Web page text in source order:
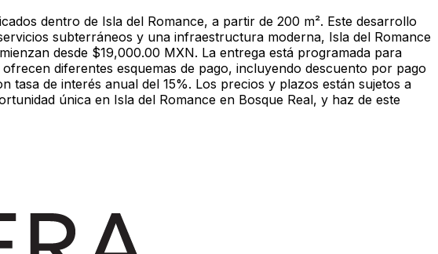
dentro de Isla del Romance, a partir de 200 m². Este desarrollo
subterráneos y una infraestructura moderna, Isla del Romance
desde $19,000.00 MXN. La entrega está programada para
diferentes esquemas de pago, incluyendo descuento por pago
de interés anual del 15%. Los precios y plazos están sujetos a
única en Isla del Romance en Bosque Real, y haz de este